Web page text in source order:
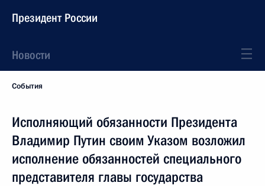
Президент России
Новости
События
Исполняющий обязанности Президента
Владимир Путин своим Указом возложил
исполнение обязанностей специального
представителя главы государства